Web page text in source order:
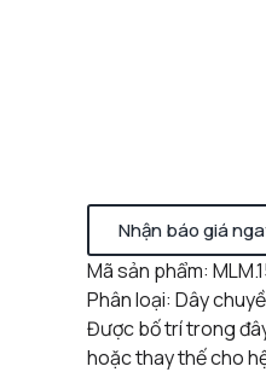
Nhận báo giá
Mã sản phẩm:
Phân loại: Dây
Được bố trí trong
hoặc thay thế cho